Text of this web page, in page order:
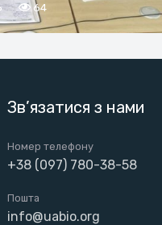
64
Зв’язатися з нами
Номер телефону
+38 (097) 780-38-58
Пошта
info@uabio.org